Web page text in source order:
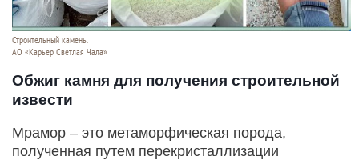
Строительный камень.
АО «Карьер Светлая Чала»
Обжиг камня для получения строительной
извести
Мрамор – это метаморфическая порода,
полученная путем перекристаллизации